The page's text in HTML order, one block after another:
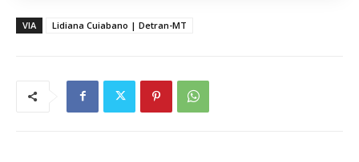
VIA Lidiana Cuiabano | Detran-MT